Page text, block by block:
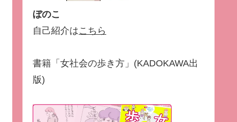
ぼのこ
自己紹介はこちら
書籍「女社会の歩き方」(KADOKAWA出
版)